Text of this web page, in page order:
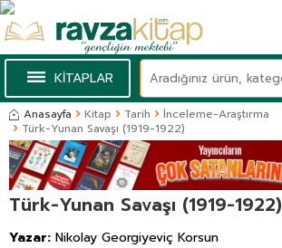
KİTAPLAR
Anasayfa Kitap Tarih
İnceleme-Araştırma
Türk-Yunan Savaşı (1919-1922)
Türk-Yunan Savaşı (1919-1922)
Yazar: Nikolay Georgiyeviç Korsun